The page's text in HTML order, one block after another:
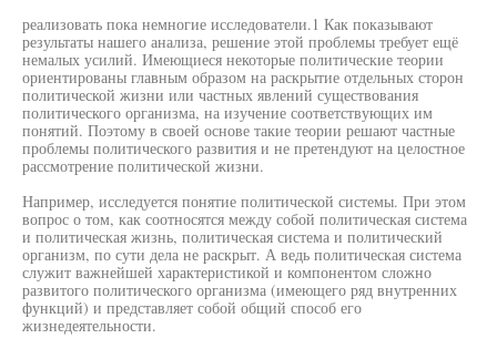
реализовать пока немногие исследователи.1 Как показывают
результаты нашего анализа, решение этой проблемы требует ещё
немалых усилий. Имеющиеся некоторые политические теории
ориентированы главным образом на раскрытие отдельных сторон
политической жизни или частных явлений существования
политического организма, на изучение соответствующих им
понятий. Поэтому в своей основе такие теории решают частные
проблемы политического развития и не претендуют на целостное
рассмотрение политической жизни.
Например, исследуется понятие политической системы. При этом
вопрос о том, как соотносятся между собой политическая система
и политическая жизнь, политическая система и политический
организм, по сути дела не раскрыт. А ведь политическая система
служит важнейшей характеристикой и компонентом сложно
развитого политического организма (имеющего ряд внутренних
функций) и представляет собой общий способ его
жизнедеятельности.